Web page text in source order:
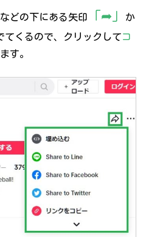
どの下にある矢印 「➦」
か
てくるので、クリックしてコ
す。